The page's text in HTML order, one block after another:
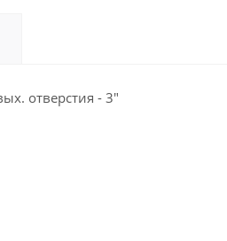
отверстия - 3"